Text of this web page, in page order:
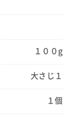
１００g
大さじ１
１個